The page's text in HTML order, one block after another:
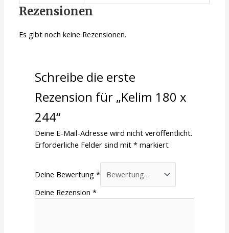
Rezensionen
Es gibt noch keine Rezensionen.
Schreibe die erste
Rezension für „Kelim 180 x
244“
Deine E-Mail-Adresse wird nicht veröffentlicht.
Erforderliche Felder sind mit* markiert
Deine Bewertung*
Deine Rezension*